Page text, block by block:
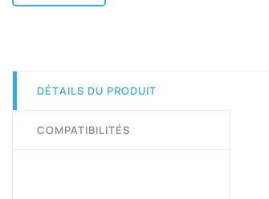
DÉTAILS DU PRODUIT
COMPATIBILITÉS